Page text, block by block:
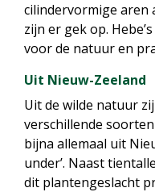
cilindervormige aren
zijn er gek op.
voor de natuur en
Uit Nieuw-Zeeland
Uit de wilde natuur
verschillende
bijna allemaal uit
under’. Naast
dit plantengeslacht